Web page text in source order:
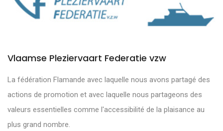
Vlaamse Pleziervaart Federatie vzw
La fédération Flamande avec laquelle nous avons partagé des
actions de promotion et avec laquelle nous partageons des
valeurs essentielles comme l'accessibilité de la plaisance au
plus grand nombre.